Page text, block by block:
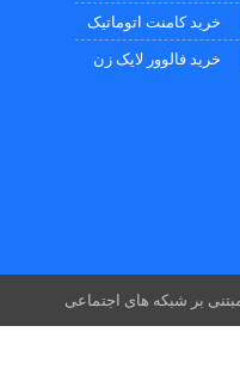
خرید کامنت اتوماتیک
خرید فالوور لایک زن
بر شبکه های اجتماعی